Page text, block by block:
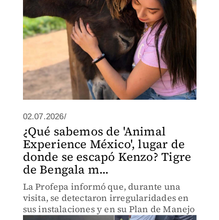
02.07.2026/
¿Qué sabemos de 'Animal
Experience México', lugar de
donde se escapó Kenzo? Tigre
de Bengala m...
La Profepa informó que, durante una
visita, se detectaron irregularidades en
sus instalaciones y en su Plan de Manejo